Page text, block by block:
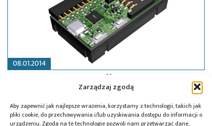
Zarządzaj zgodą
Aby zapewnić jak najlepsze wrażenia, korzystamy z technologii, takich jak
pliki cookie, do przechowywania i/lub uzyskiwania dostępu do informacji o
urządzeniu. Zgoda na te technologie pozwoli nam przetwarzać dane,
08.01.2014
Nowy programator dla systemu IQRF